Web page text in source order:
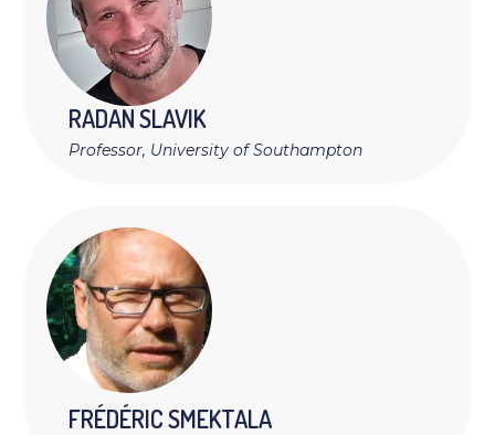
RADANSLAVIK
Professor, University of Southampton
FRÉDÉRICSMEKTALA